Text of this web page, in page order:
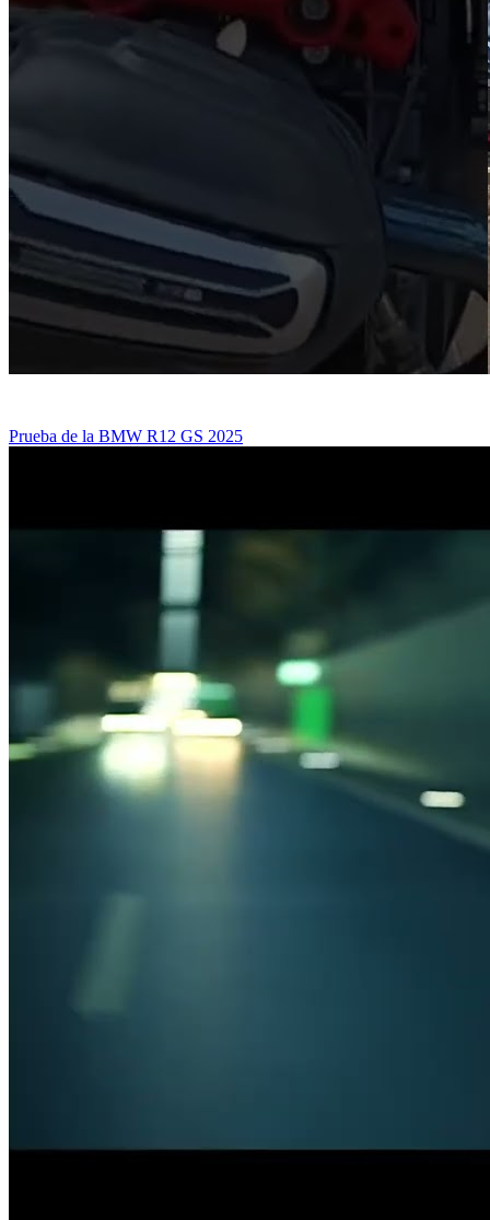
Prueba de la BMW R12 GS 2025